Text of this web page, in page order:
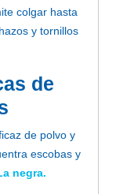
colgar hasta
y tornillos
de
de polvo y
escobas y
negra.